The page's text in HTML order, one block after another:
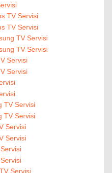
TV Servisi
TV Servisi
TV Servisi
TV Servisi
Servisi
Servisi
TV Servisi
TV Servisi
Servisi
Servisi
Servisi